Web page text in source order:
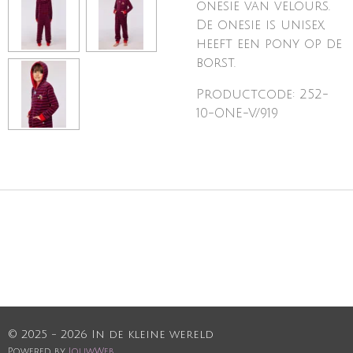
onesie van velours.
De onesie is unisex,
heeft een pony op de
borst.
Productcode: 252-
10-ONE-V/919
© 2025 - 2026 In de kleine wereld